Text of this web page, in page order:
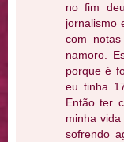
no fim
jornalismo
com
namoro.
porque é
eu tinha
Então ter
minha
sofrendo